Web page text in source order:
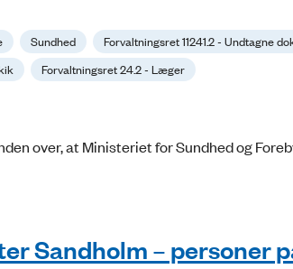
Sundhed Forvaltningsret 11241.2 - Undtagne
Forvaltningsret 24.2 - Læger
over, at Ministeriet for Sundhed og
Sandholm – personer